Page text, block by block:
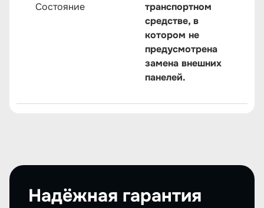
Состояние
транспортном
средстве, в
котором не
предусмотрена
замена внешних
панелей.
Надёжная гарантия